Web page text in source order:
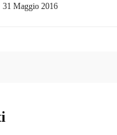
31 Maggio 2016